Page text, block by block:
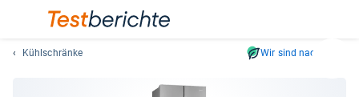
Kühlschränke Wir sind nachhaltig